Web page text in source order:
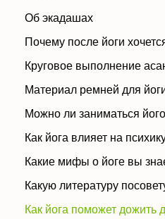
Об экадашах
Почему после йоги
Круговое выполнение
Материал ремней для
Можно ли заниматься
Как йога влияет на
Какие мифы о йоге вы
Какую литературу
Как йога поможет дожить